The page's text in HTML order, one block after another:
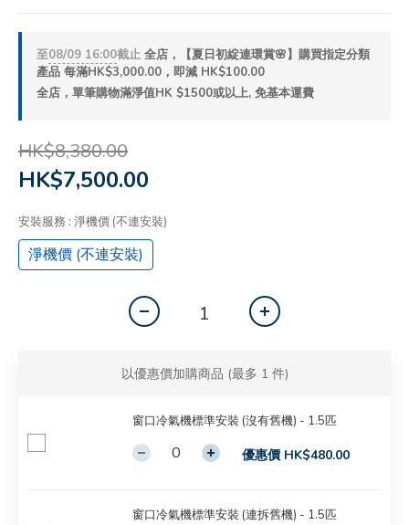
至08/09 16:00截止 全店，【夏日初綻連環賞🌸】購買指定分類
產品 每滿HK$3,000.00，即減 HK$100.00
全店，單筆購物滿淨值HK $1500或以上, 免基本運費
HK$8,380.00
HK$7,500.00
安裝服務 : 淨機價 (不連安裝)
淨機價 (不連安裝)
以優惠價加購商品 (最多 1 件)
窗口冷氣機標準安裝 (沒有舊機) - 1.5匹
優惠價 HK$480.00
窗口冷氣機標準安裝 (連拆舊機) - 1.5匹